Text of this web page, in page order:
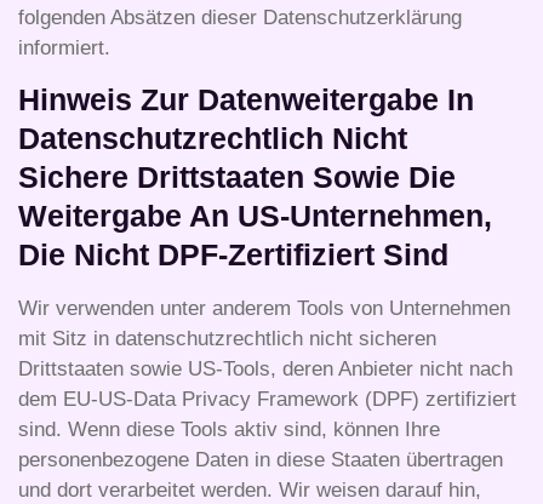
folgenden Absätzen dieser Datenschutzerklärung
informiert.
Hinweis Zur Datenweitergabe In
Datenschutzrechtlich Nicht
Sichere Drittstaaten Sowie Die
Weitergabe An US-Unternehmen,
Die Nicht DPF-Zertifiziert Sind
Wir verwenden unter anderem Tools von Unternehmen
mit Sitz in datenschutzrechtlich nicht sicheren
Drittstaaten sowie US-Tools, deren Anbieter nicht nach
dem EU-US-Data Privacy Framework (DPF) zertifiziert
sind. Wenn diese Tools aktiv sind, können Ihre
personenbezogene Daten in diese Staaten übertragen
und dort verarbeitet werden. Wir weisen darauf hin,